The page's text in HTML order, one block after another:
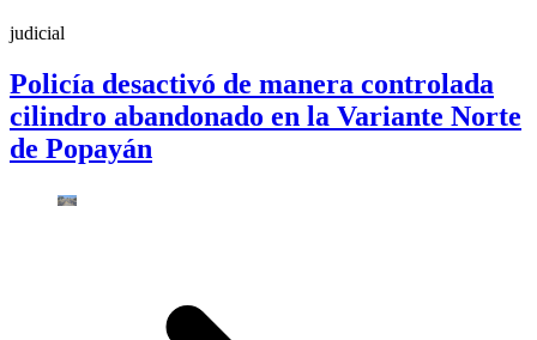
judicial
Policía desactivó de manera controlada
cilindro abandonado en la Variante Norte
de Popayán